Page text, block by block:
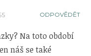
ODPOVĚDĚT
Na toto období
náš se také